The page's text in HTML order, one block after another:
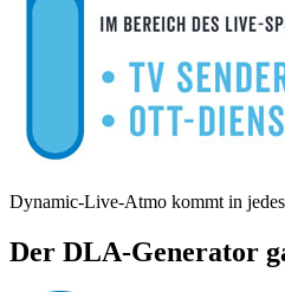
Dynamic-Live-Atmo kommt in
Der DLA-Generator